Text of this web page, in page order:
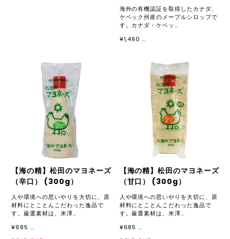
海外の有機認証を取得したカナダ、
ケベック州産のメープルシロップで
す。カナダ・ケベッ…
¥1,490 …
【海の精】松田のマヨネーズ
（辛口） (300g）
人や環境への思いやりを大切に、原
材料にとことんこだわった逸品で
す。厳選素材は、米澤…
¥685 …
【海の精】松田のマヨネーズ
（甘口） (300g）
人や環境への思いやりを大切に、原
材料にとことんこだわった逸品で
す。厳選素材は、米澤…
¥685 …